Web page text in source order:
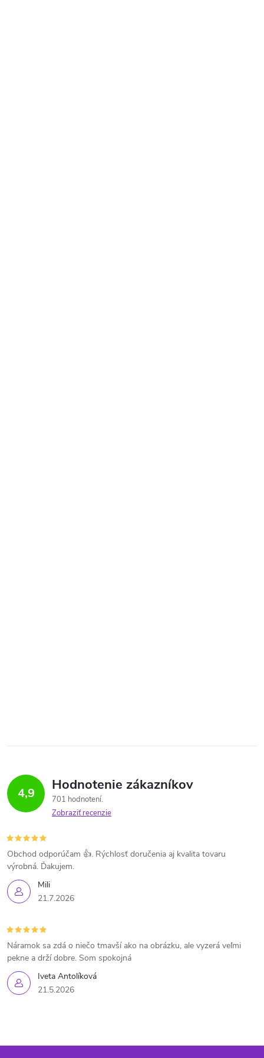
4,9 Hodnotenie zákazníkov
701 hodnotení
Zobraziť recenzie
Mili
21.7.2026
Obchod odporúčam 👍. Rýchlosť doručenia aj kvalita tovaru
výrobná. Ďakujem.
Iveta Antolíková
21.5.2026
Náramok sa zdá o niečo tmavší ako na obrázku, ale vyzerá veľmi
pekne a drží dobre. Som spokojná